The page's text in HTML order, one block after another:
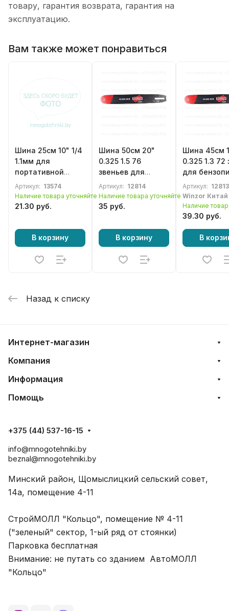
товару, гарантия возврата, гарантия на
эксплуатацию.
Вам также может понравиться
Шина 25см 10" 1/4
1.1мм для
портативной
цепной
аккумуляторной
пилы
Артикул: 13574
Наличие товара уточняйте
21.30 руб.
В корзину
Шина 50см 20"
0.325 1.5 76
звеньев для
бензопилы
Артикул: 12814
Наличие товара уточняйте
35 руб.
В корзину
Шина 45см
0.325 1.3 72
для
Partner,
Husqvarna
Артикул:
Winzor Китай
Наличие
39.30 руб.
В
Назад к списку
Интернет-магазин
Компания
Информация
Помощь
+375 (44) 537-16-15
info@mnogotehniki.by
beznal@mnogotehniki.by
Минский район, Щомыслицкий сельский совет,
14а, помещение 4-11
СтройМОЛЛ "Кольцо", помещение № 4-11
("зеленый" сектор, 1-ый ряд от стоянки)
Парковка бесплатная
Внимание: не путать со зданием АвтоМОЛЛ
"Кольцо"